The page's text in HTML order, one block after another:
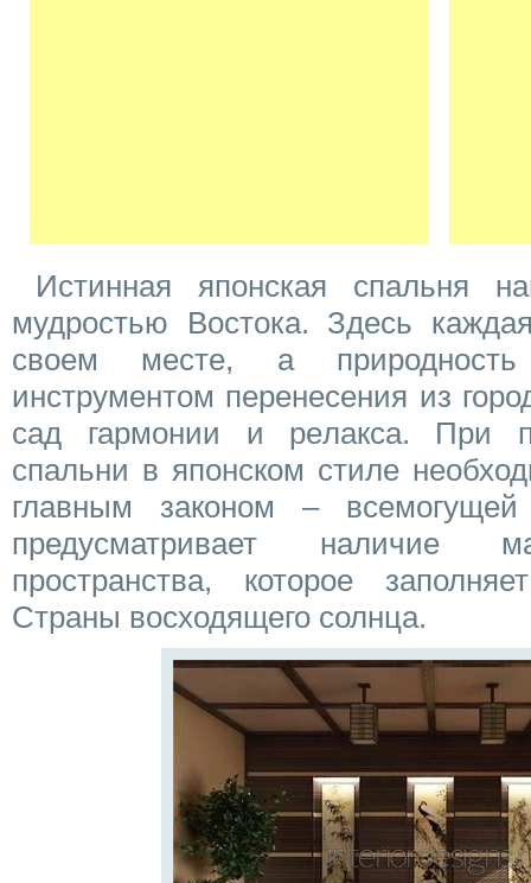
Истинная японская спальня
мудростью Востока. Здесь
своем месте, а природность
инструментом перенесения из
сад гармонии и релакса. При
спальни в японском стиле
главным законом –
предусматривает наличие
пространства, которое
Страны восходящего солнца.